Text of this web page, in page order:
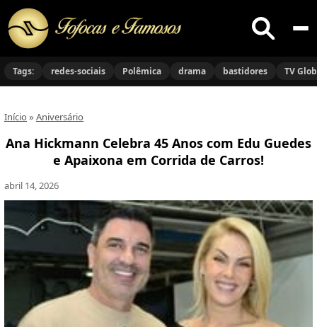
Buscar
no
Tags: redes-sociais Polêmica drama bastidores TV
Início » Aniversário
Ana Hickmann Celebra 45 Anos com Edu Guedes
e Apaixona em Corrida de Carros!
abril 14, 2026